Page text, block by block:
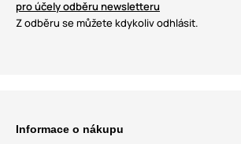
pro účely odběru newsletteru
Z odběru se můžete kdykoliv odhlásit.
Informace o nákupu